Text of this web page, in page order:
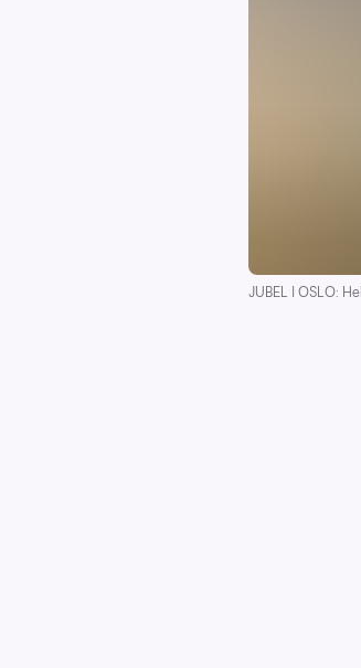
JUBEL I OSLO: